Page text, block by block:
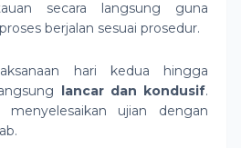
secara langsung guna
berjalan sesuai prosedur.
hari kedua hingga
lancar dan kondusif.
ujian dengan